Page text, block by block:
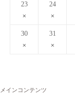
23 24
30 31
メインコンテンツ